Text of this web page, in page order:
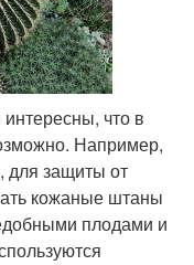
что в
Например,
для защиты от
кожаные штаны
плодами и